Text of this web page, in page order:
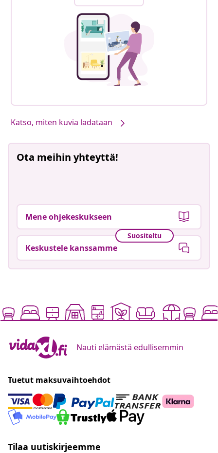
Katso, miten kuvia ladataan
Ota meihin yhteyttä!
Mene ohjekeskukseen
Suositeltu
Keskustele kanssamme
Nauti elämästä edullisemmin
Tuetut maksuvaihtoehdot
Tilaa uutiskirjeemme